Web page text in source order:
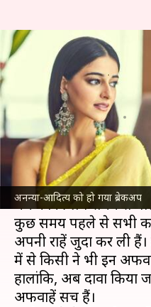
अनन्या-आदित्य को हो गया ब्रेकअप
आदित्य रॉय
की राहें हुईं जुदा,
ब्रेकअप पर मोहर
पलक May 05, 2024
क्या है खबर?
अभिनेत्रीअनन्या पांडेऔर
चर्चे काफी लंबे समय से
कुछ समय पहले से सभी
अपनी राहें जुदा कर ली हैं।
में से किसी ने भी इन
हालांकि, अब दावा किया
अफवाहें सच हैं।